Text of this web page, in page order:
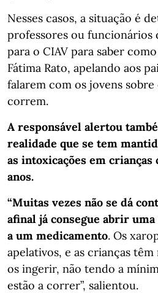
Nesses casos, a situação é
professores ou funcionários
para o CIAV para saber
Fátima Rato, apelando aos
falarem com os jovens sobre
correm.
A responsável alertou
realidade que se tem
as intoxicações em crianças
anos.
“Muitas vezes não se dá
afinal já consegue abrir
a um medicamento. Os
apelativos, e as crianças
os ingerir, não tendo a
estão a correr”, salientou.